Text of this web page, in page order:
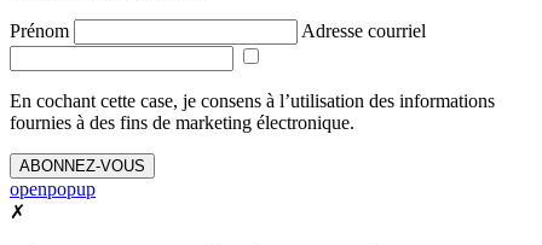
Prénom Adresse courriel
En cochant cette case, je consens à l’utilisation des informations
fournies à des fins de marketing électronique.
ABONNEZ-VOUS
openpopup
✗